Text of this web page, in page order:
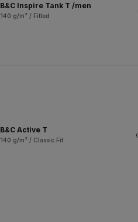
B&C Inspire Tank T /men
140 g/m² / Fitted
B&C Active T
140 g/m² / Classic Fit